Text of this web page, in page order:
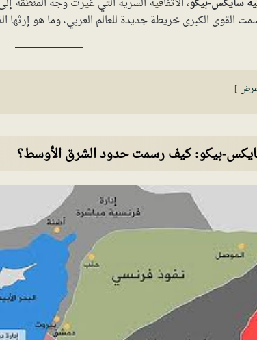
القوى الكبرى خريطة جديدة للعالم العربي، وما هو إرثها
بيكو: كيف رسمت حدود الشرق الأوسط؟